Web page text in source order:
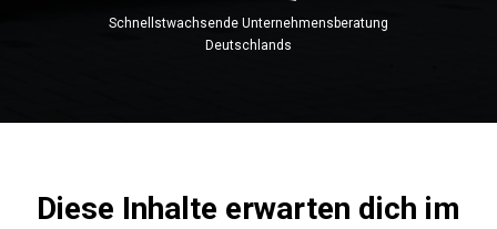
Schnellstwachsende Unternehmensberatung
Deutschlands
Diese Inhalte erwarten dich im